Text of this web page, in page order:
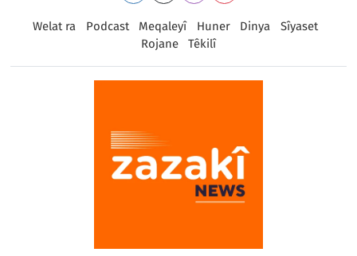
Welat ra Podcast Meqaleyî Huner Dinya
Sîyaset
Rojane
Têkilî